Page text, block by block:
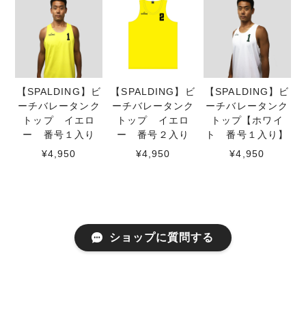
【SPALDING】ビ
ーチバレータンク
トップ イエロ
ー 番号１入り
¥4,950
【SPALDING】ビ
ーチバレータンク
トップ イエロ
ー 番号２入り
¥4,950
【SPALDING】ビ
ーチバレータンク
トップ【ホワイ
ト 番号１入り】
¥4,950
ショップに質問する